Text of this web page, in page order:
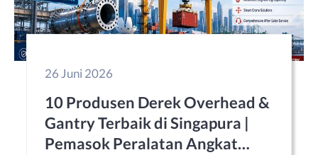
26 Juni 2026
10 Produsen Derek Overhead &
Gantry Terbaik di Singapura |
Pemasok Peralatan Angkat